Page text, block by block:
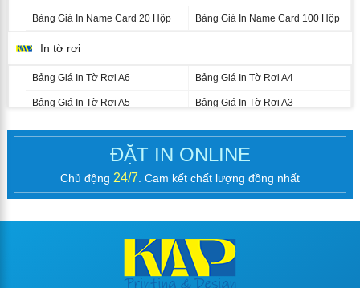
Bảng Giá In Name Card 20 Hộp Bảng Giá In Name Card 100 Hộp
In tờ rơi
Bảng Giá In Tờ Rơi A6 Bảng Giá In Tờ Rơi A4
Bảng Giá In Tờ Rơi A5 Bảng Giá In Tờ Rơi A3
In catalogue nhanh
In Brochure (Tờ Gấp)
Bảng Giá In Brochure A4 Bảng Giá In Brochure A3
Kích Thước Brochure In Theo Yêu
ĐẶT IN ONLINE
Chủ động 24/7 . Cam kết chất lượng đồng nhất